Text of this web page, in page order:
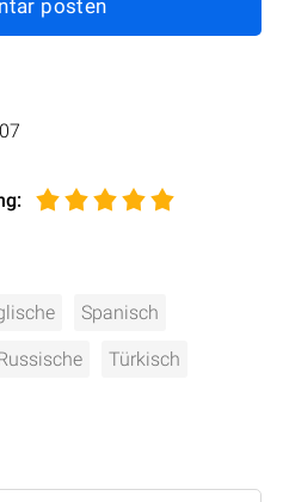
posten
:
Spanisch
Türkisch